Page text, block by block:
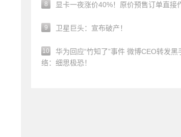
8 显卡一夜涨价40%！原价预售订单直接
9 卫星巨头：宣布破产！
10
华为回应“竹知了”事件 微博CEO转发黑
络：细思极恐！